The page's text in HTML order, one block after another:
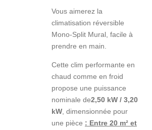
Vous aimerez la
climatisation réversible
Mono-Split Mural, facile à
prendre en main.
Cette clim performante en
chaud comme en froid
propose une puissance
nominale de2,50 kW / 3,20
kW , dimensionnée pour
une pièce : Entre 20 m² et